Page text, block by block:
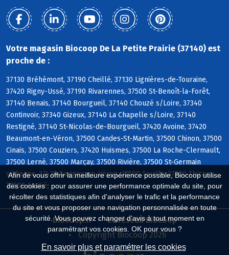
Afin de vous offrir la meilleure expérience possible, Biocoop utilise
des cookies : pour assurer une performance optimale du site, pour
récolter des statistiques afin d'analyser le trafic et la performance
du site et vous proposer une navigation personnalisée en toute
sécurité. Vous pouvez changer d'avis à tout moment en
paramétrant vos cookies. OK pour vous ?
En savoir plus et paramétrer les cookies
Votre magasin Biocoop De La Petite Prairie (37140) est
proche de :
37130 Bréhémont, 37190 Cheillé, 37130 Lignières-de-Touraine,
37420 Rigny-Ussé, 37190 Rivarennes, 37500 St-Benoît-la-Forêt,
37140 Benais, 37140 Bourgueil, 37140 Chouzé s/Loire, 37340
Continvoir, 37340 Gizeux, 37140 La Chapelle s/Loire, 37140
Restigné, 37140 St-Nicolas-de-Bourgueil, 37420 Avoine, 37420
Beaumont-en-Véron, 37500 Candes-St-Martin, 37500 Chinon, 37500
Cinais, 37500 Couziers, 37420 Huismes, 37500 La Roche-Clermault,
37500 Lerné, 37500 Marçay, 37500 Rivière, 37500 St-Germain
s/Vienne, 37420 Savigny-en-Véron, 37500 Seuilly, 37500 Thizay,
37500 Anché
Biocoop.fr
Le réseau Biocoop
Copyright Biocoop 2026